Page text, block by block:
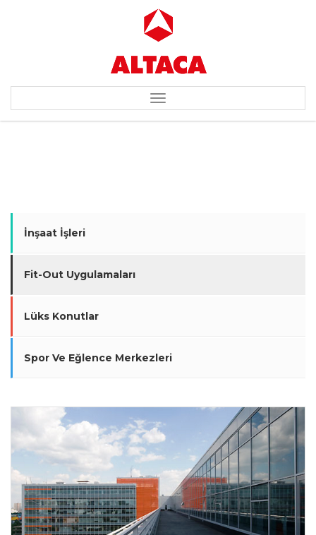
Toggle
navigation
İnşaat İşleri
Fit-Out Uygulamaları
Lüks Konutlar
Spor Ve Eğlence Merkezleri